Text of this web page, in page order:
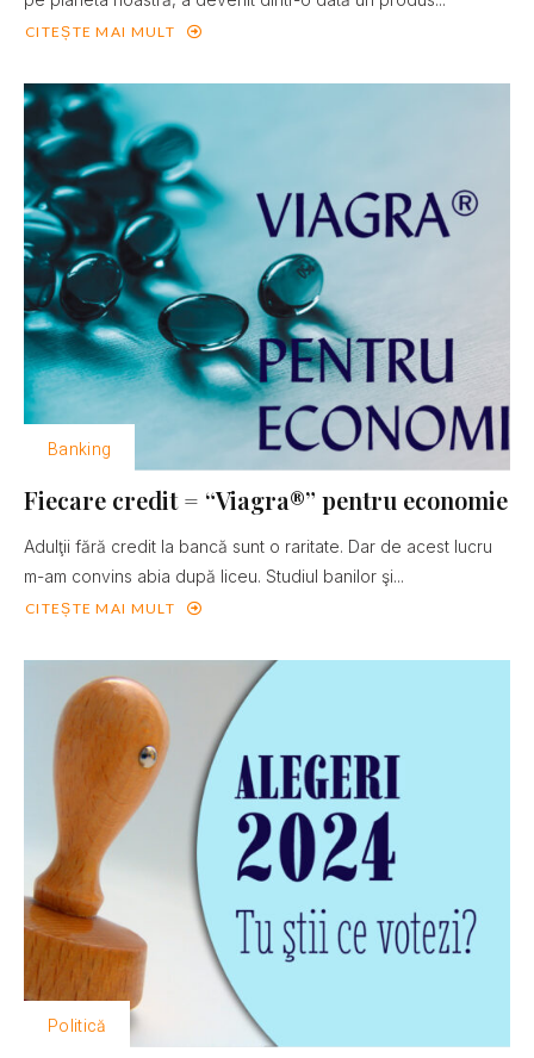
CITEȘTE MAI MULT
Banking
Fiecare credit = “Viagra®” pentru economie
Adulţii fără credit la bancă sunt o raritate. Dar de acest lucru
m-am convins abia după liceu. Studiul banilor şi...
CITEȘTE MAI MULT
Politică